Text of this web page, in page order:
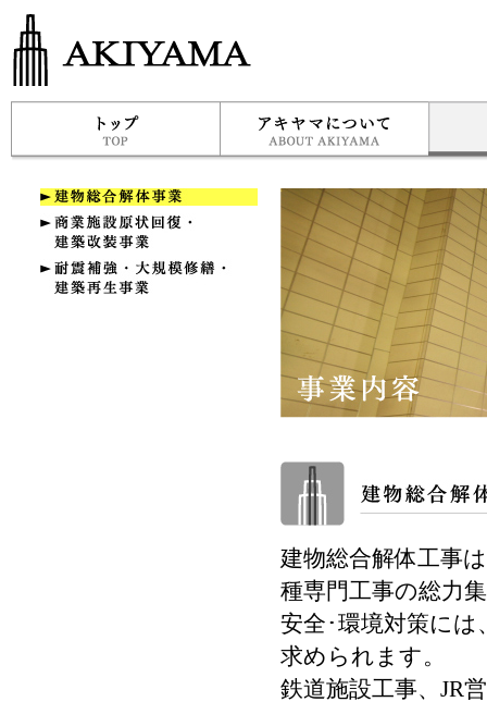
建物総合解体工事
種専門工事の総力
安全･環境対策に
求められます。
鉄道施設工事、JR